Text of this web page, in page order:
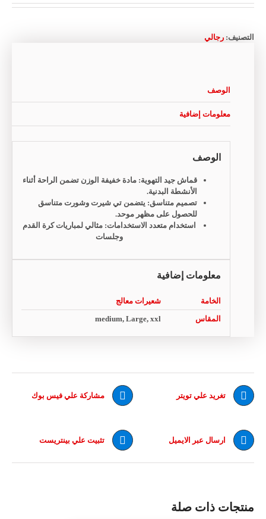
التصنيف: رجالي
الوصف
معلومات إضافية
الوصف
قماش جيد التهوية: مادة خفيفة الوزن تضمن الراحة أثناء
الأنشطة البدنية.
تصميم متناسق: يتضمن تي شيرت وشورت متناسق
للحصول على مظهر موحد.
استخدام متعدد الاستخدامات: مثالي لمباريات كرة القدم
وجلسات
معلومات إضافية
الخامة
شعيرات معالج
المقاس
medium, Large, xxl
مشاركة علي فيس بوك تغريد علي تويتر
تثبيت علي بينتريست ارسال عبر الايميل
منتجات ذات صلة